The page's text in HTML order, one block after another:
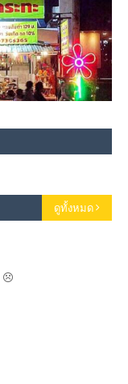
ดูทั้งหมด